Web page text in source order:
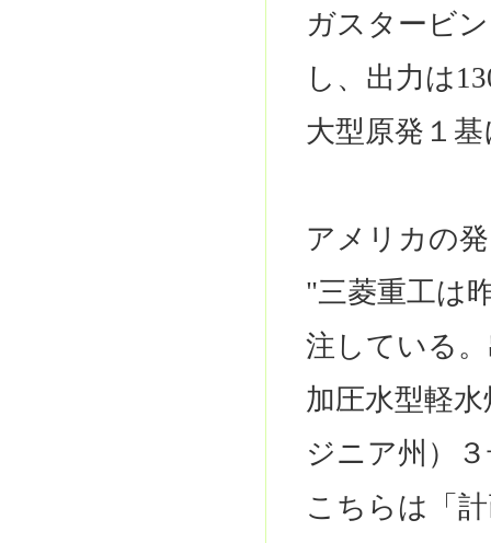
ガスタービ
し、出力は
大型原発１
アメリカの
"三菱重工は
注している
加圧水型軽
ジニア州）
こちらは「